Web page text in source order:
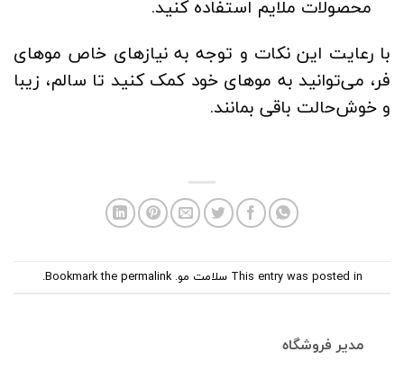
محصولات ملایم استفاده کنید.
با رعایت این نکات و توجه به نیازهای خاص موهای
فر، می‌توانید به موهای خود کمک کنید تا سالم، زیبا
و خوش‌حالت باقی بمانند.
This entry was posted in سلامت مو. Bookmark the
permalink
.
مدیر فروشگاه